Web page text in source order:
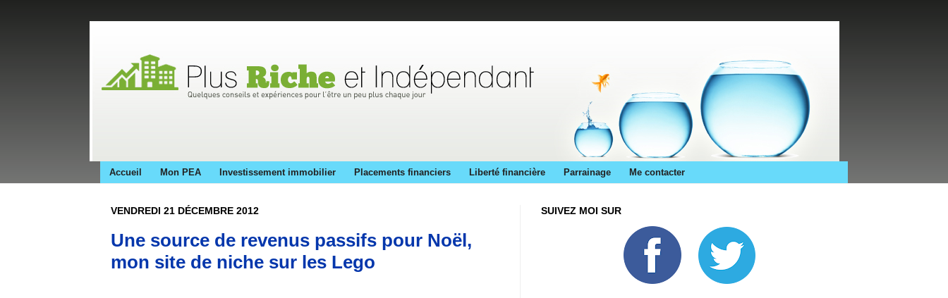
Accueil Mon PEA Investissement immobilier Placements financiers Liberté financière Parrainage Me contacter
VENDREDI 21 DÉCEMBRE 2012
Une source de revenus passifs pour Noël,
mon site de niche sur les Lego
SUIVEZ MOI SUR